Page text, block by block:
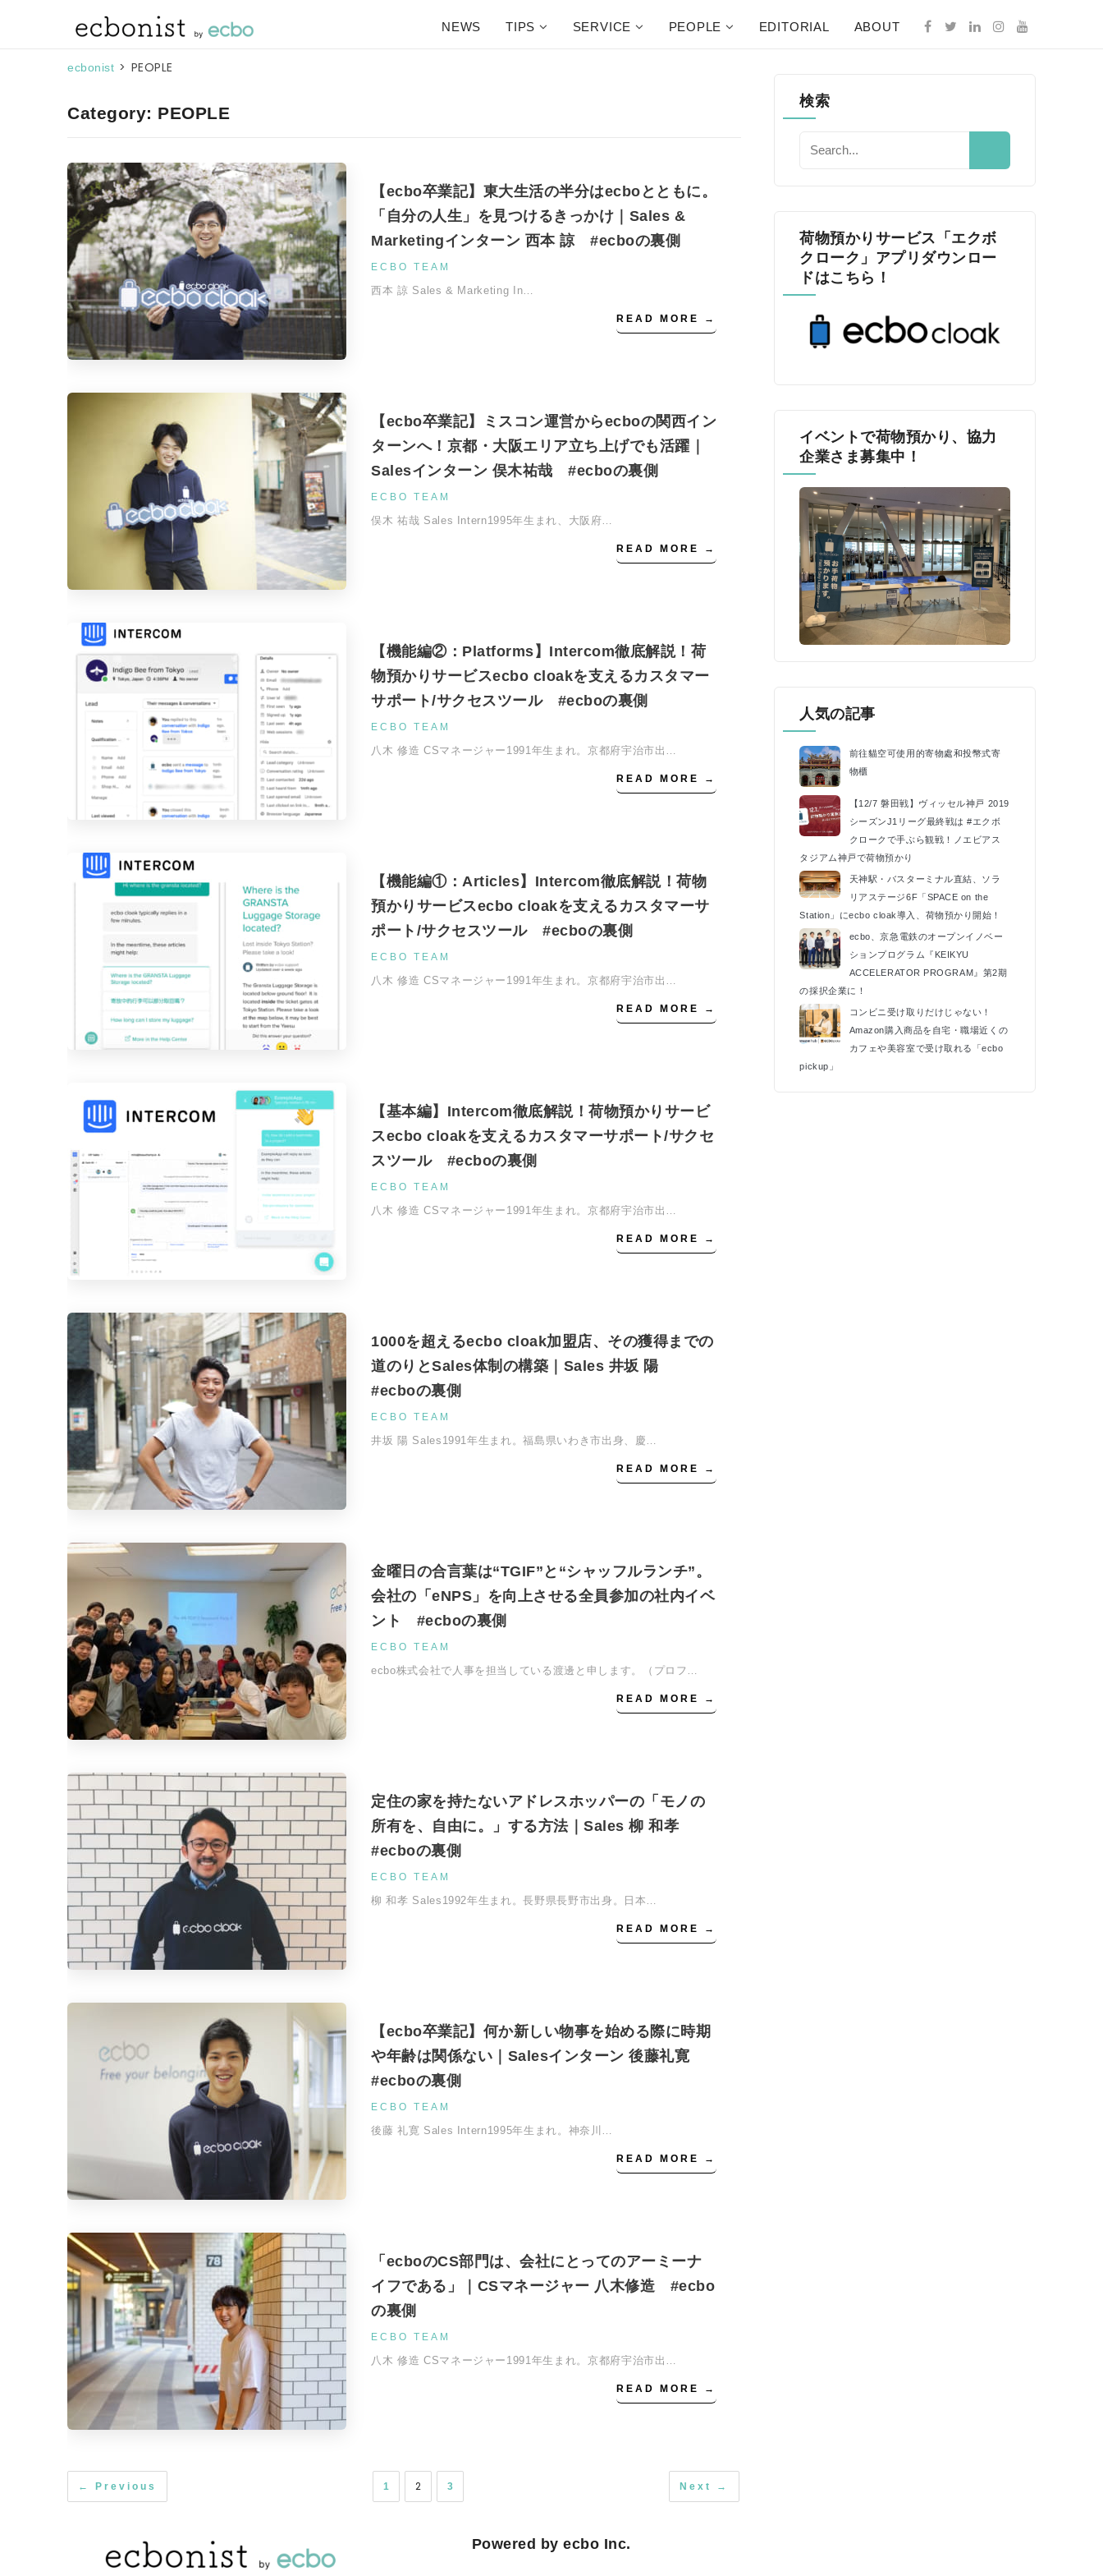
NEWS TIPS SERVICE PEOPLE EDITORIAL ABOUT
ecbonist > PEOPLE
Category: PEOPLE
【ecbo卒業記】東大生活の半分はecboとともに。
「自分の人生」を見つけるきっかけ｜Sales &
Marketingインターン 西本 諒 #ecboの裏側
ECBO TEAM
西本 諒 Sales & Marketing In…
READ MORE →
【ecbo卒業記】ミスコン運営からecboの関西イン
ターンへ！京都・大阪エリア立ち上げでも活躍｜
Salesインターン 俣木祐哉 #ecboの裏側
ECBO TEAM
俣木 祐哉 Sales Intern1995年生まれ、大阪府…
READ MORE →
【機能編②：Platforms】Intercom徹底解説！荷
物預かりサービスecbo cloakを支えるカスタマー
サポート/サクセスツール #ecboの裏側
ECBO TEAM
八木 修造 CSマネージャー1991年生まれ。京都府宇治市出…
READ MORE →
【機能編①：Articles】Intercom徹底解説！荷物
預かりサービスecbo cloakを支えるカスタマーサ
ポート/サクセスツール #ecboの裏側
ECBO TEAM
八木 修造 CSマネージャー1991年生まれ。京都府宇治市出…
READ MORE →
【基本編】Intercom徹底解説！荷物預かりサービ
スecbo cloakを支えるカスタマーサポート/サクセ
スツール #ecboの裏側
ECBO TEAM
八木 修造 CSマネージャー1991年生まれ。京都府宇治市出…
READ MORE →
1000を超えるecbo cloak加盟店、その獲得までの
道のりとSales体制の構築｜Sales 井坂 陽
#ecboの裏側
ECBO TEAM
井坂 陽 Sales1991年生まれ。福島県いわき市出身、慶…
READ MORE →
金曜日の合言葉は“TGIF”と“シャッフルランチ”。
会社の「eNPS」を向上させる全員参加の社内イベ
ント #ecboの裏側
ECBO TEAM
ecbo株式会社で人事を担当している渡邊と申します。（プロフ…
READ MORE →
定住の家を持たないアドレスホッパーの「モノの
所有を、自由に。」する方法｜Sales 柳 和孝
#ecboの裏側
ECBO TEAM
柳 和孝 Sales1992年生まれ。長野県長野市出身。日本…
READ MORE →
【ecbo卒業記】何か新しい物事を始める際に時期
や年齢は関係ない｜Salesインターン 後藤礼寛
#ecboの裏側
ECBO TEAM
後藤 礼寛 Sales Intern1995年生まれ。神奈川…
READ MORE →
「ecboのCS部門は、会社にとってのアーミーナ
イフである」｜CSマネージャー 八木修造 #ecbo
の裏側
ECBO TEAM
八木 修造 CSマネージャー1991年生まれ。京都府宇治市出…
READ MORE →
← Previous 1 2 3 Next →
検索
荷物預かりサービス「エクボ
クローク」アプリダウンロー
ドはこちら！
イベントで荷物預かり、協力
企業さま募集中！
人気の記事
前往貓空可使用的寄物處和投幣式寄
物櫃
【12/7 磐田戦】ヴィッセル神戸 2019
シーズンJ1リーグ最終戦は #エクボ
クロークで手ぶら観戦！ノエビアス
タジアム神戸で荷物預かり
天神駅・バスターミナル直結、ソラ
リアステージ6F「SPACE on the
Station」にecbo cloak導入、荷物預かり開始！
ecbo、京急電鉄のオープンイノベー
ションプログラム『KEIKYU
ACCELERATOR PROGRAM』第2期
の採択企業に！
コンビニ受け取りだけじゃない！
Amazon購入商品を自宅・職場近くの
カフェや美容室で受け取れる「ecbo
pickup」
Powered by ecbo Inc.